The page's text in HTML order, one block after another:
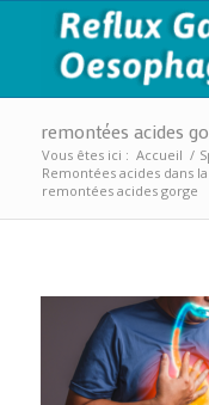
remontées acides
Vous êtes ici : Accueil /
Remontées acides dans
remontées acides gorge